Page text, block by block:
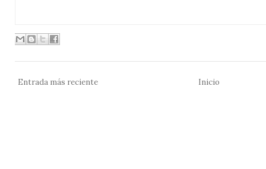
Entrada más reciente Inicio